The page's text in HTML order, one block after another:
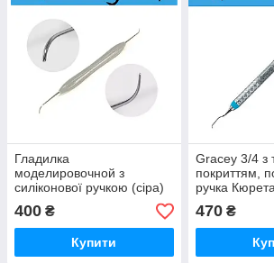
Гладилка
моделировочной з
силіконової ручкою (сіра)
400 ₴
Купити
Gracey 3/4 з
покриттям,
ручка
Instruments
470₴